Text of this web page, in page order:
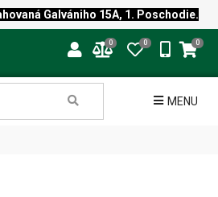
Galvániho 15A, 1. Poschodie.
0 0 0
MENU